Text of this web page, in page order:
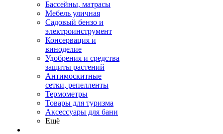
Бассейны, матрасы
Мебель уличная
Садовый бензо и
электроинструмент
Консервация и
виноделие
Удобрения и средства
защиты растений
Антимоскитные
сетки, репелленты
Термометры
Товары для туризма
Аксессуары для бани
Ещё